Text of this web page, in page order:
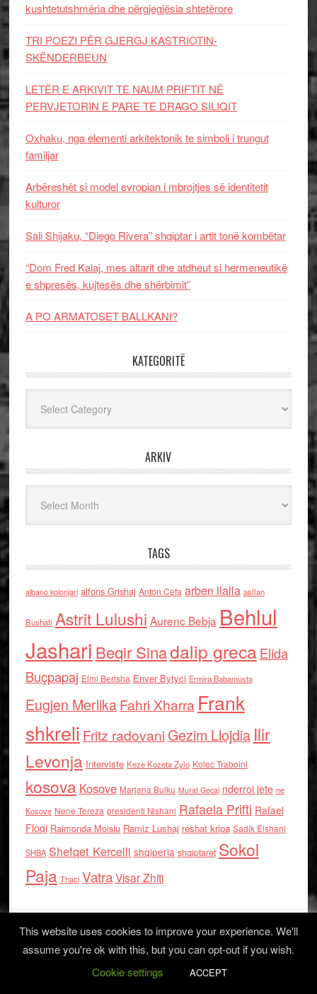
kushtetutshmëria dhe përgjegjësia shtetërore
TRI POEZI PËR GJERGJ KASTRIOTIN-
SKËNDERBEUN
LETËR E ARKIVIT TE NAUM PRIFTIT NË
PERVJETORIN E PARE TE DRAGO SILIQIT
Oxhaku, nga elementi arkitektonik te simboli i trungut
familjar
Arbëreshët si model evropian i mbrojtjes së identitetit
kulturor
Sali Shijaku, “Diego Rivera” shqiptar i artit tonë kombëtar
“Dom Fred Kalaj, mes altarit dhe atdheut si hermeneutikë
e shpresës, kujtesës dhe shërbimit”
A PO ARMATOSET BALLKANI?
KATEGORITË
ARKIV
TAGS
albano kolonjari alfons Grishaj Anton Cefa arben llalla asllan
Bushati Astrit Lulushi Aurenc Bebja Behlul
Jashari Beqir Sinadalip grecaElida
Buçpapaj Elmi Berisha Enver Bytyci Ermira Babamusta
Eugjen MerlikaFahri Xharra Frank
shkreli Fritz radovaniGezim Llojdia Ilir
Levonja Interviste Keze Kozeta Zylo Kolec Traboini
kosova Kosove Marjana Bulku Murat Gecaj nderroi jete ne
Kosove Nene Tereza presidenti Nishani Rafaela Prifti Rafael
Floqi Raimonda Moisiu Ramiz Lushaj reshat kripa Sadik Elshani
SHBA Shefqet Kercelli shqiperia shqiptaret Sokol
Paja Thaci VatraVisar Zhiti
Log in
This website uses cookies to improve your experience. We'll
assume you're ok with this, but you can opt-out if you wish.
Cookie settings
ACCEPT